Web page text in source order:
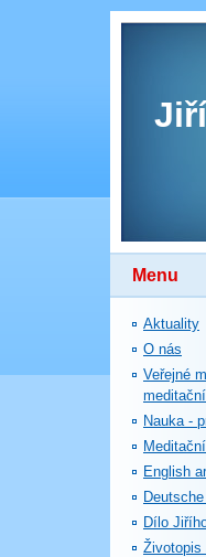
Menu
Aktuality
O nás
Veřejné
Nauka -
English
Dílo
Životopis